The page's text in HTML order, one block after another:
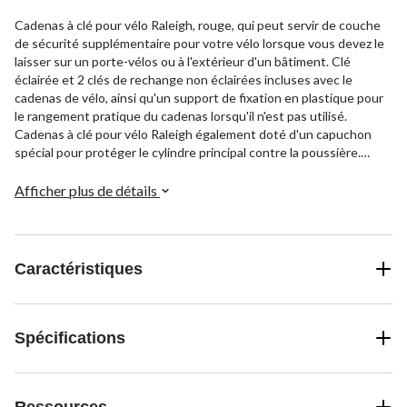
Cadenas à clé pour vélo Raleigh, rouge, qui peut servir de couche
de sécurité supplémentaire pour votre vélo lorsque vous devez le
laisser sur un porte-vélos ou à l'extérieur d'un bâtiment. Clé
éclairée et 2 clés de rechange non éclairées incluses avec le
cadenas de vélo, ainsi qu'un support de fixation en plastique pour
le rangement pratique du cadenas lorsqu'il n'est pas utilisé.
Cadenas à clé pour vélo Raleigh également doté d'un capuchon
spécial pour protéger le cylindre principal contre la poussière.
protection optimale contre les voleurs potentiels.
Afficher plus de détails
Caractéristiques
Spécifications